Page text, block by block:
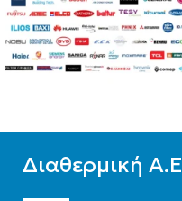
WIFI Standard
ΧΡΏΜΑ Λευκό
Διαθερμική Α.Ε